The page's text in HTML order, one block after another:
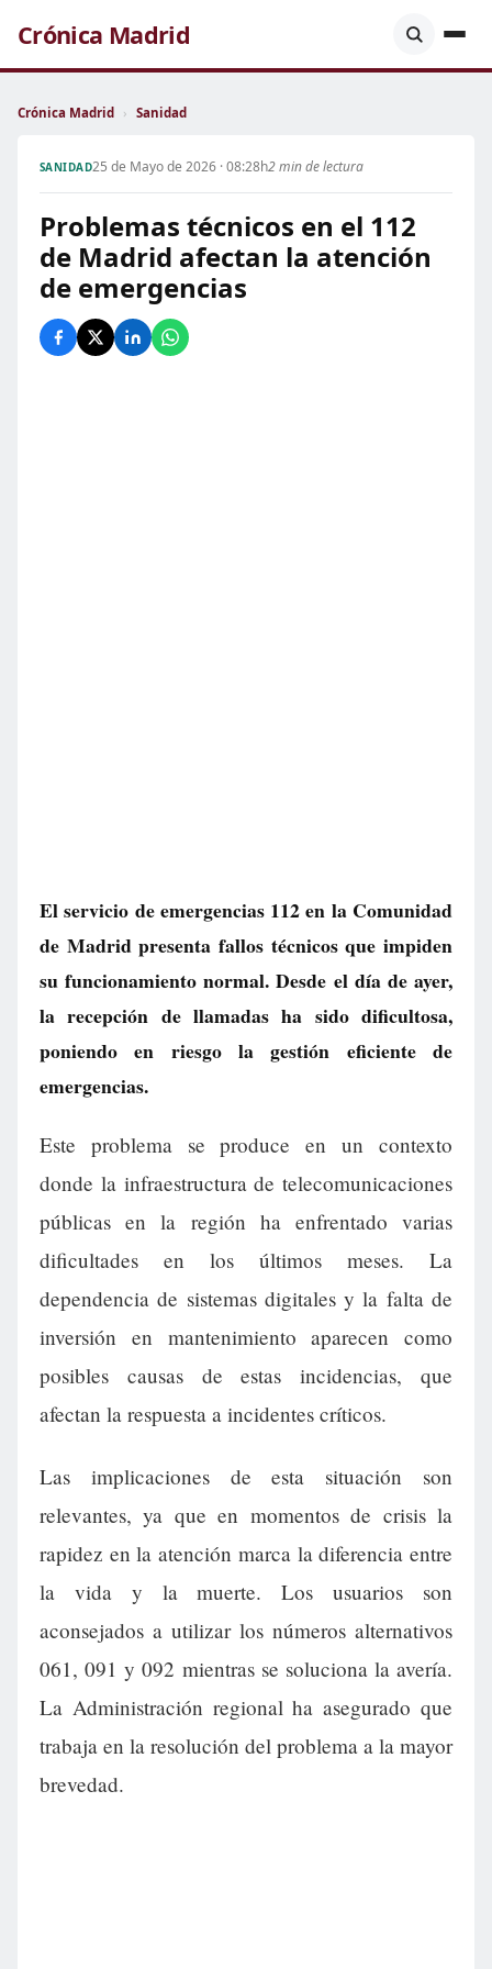
Crónica Madrid
Crónica Madrid › Sanidad
SANIDAD25 de Mayo de 2026 · 08:28h2 min de lectura
Problemas técnicos en el 112
de Madrid afectan la atención
de emergencias
El servicio de emergencias 112 en la Comunidad
de Madrid presenta fallos técnicos que impiden
su funcionamiento normal. Desde el día de ayer,
la recepción de llamadas ha sido dificultosa,
poniendo en riesgo la gestión eficiente de
emergencias.
Este problema se produce en un contexto
donde la infraestructura de telecomunicaciones
públicas en la región ha enfrentado varias
dificultades en los últimos meses. La
dependencia de sistemas digitales y la falta de
inversión en mantenimiento aparecen como
posibles causas de estas incidencias, que
afectan la respuesta a incidentes críticos.
Las implicaciones de esta situación son
relevantes, ya que en momentos de crisis la
rapidez en la atención marca la diferencia entre
la vida y la muerte. Los usuarios son
aconsejados a utilizar los números alternativos
061, 091 y 092 mientras se soluciona la avería.
La Administración regional ha asegurado que
trabaja en la resolución del problema a la mayor
brevedad.